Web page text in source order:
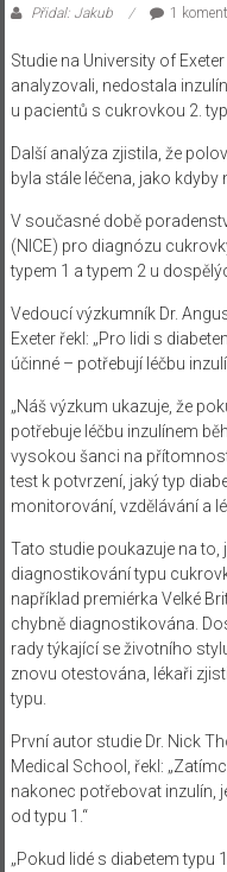
Přidal: Jakub 1
Studie na University of
analyzovali, nedostala
u pacientů s cukrovkou 2.
Další analýza zjistila, že
byla stále léčena, jako kdyby
V současné době
(NICE) pro diagnózu
typem 1 a typem 2 u
Vedoucí výzkumník Dr.
Exeter řekl: „Pro lidi s
účinné – potřebují léčbu
„Náš výzkum ukazuje, že
potřebuje léčbu inzulínem
vysokou šanci na
test k potvrzení, jaký typ
monitorování, vzdělávání a
Tato studie poukazuje na to,
diagnostikování typu
například premiérka Velké
chybně diagnostikována.
rady týkající se životního
znovu otestována, lékaři
typu.
První autor studie Dr. Nick
Medical School, řekl:
nakonec potřebovat inzulín,
od typu 1.“
„Pokud lidé s diabetem typu